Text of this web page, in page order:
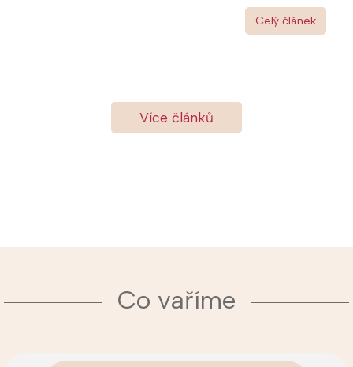
Celý článek
Více článků
Co vaříme